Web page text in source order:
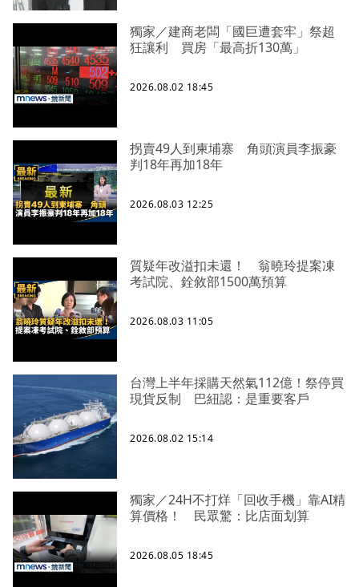
獨家／建商老闆「國巨遭套牢」祭超
狂讓利 買房「最高折130萬」
2026.08.02 18:45
拐賣49人到柬埔寨 角頭演員李振豪
判18年再加18年
2026.08.03 12:25
質疑年改溢扣未還！ 翁曉玲提案凍
考試院、銓敘部1500萬預算
2026.08.03 11:05
台灣上半年採購天然氣112億！祭停買
現貨反制 巴紐認：是重要客戶
2026.08.02 15:14
獨家／24H不打烊「回收手機」靠AI精
算價格！ 民眾驚：比店面划算
2026.08.05 18:45